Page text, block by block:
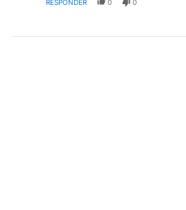
A los Bolsonaro no les
ministros de la Corte
RESPONDER 0 0